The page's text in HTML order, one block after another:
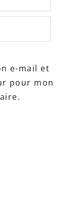
e-mail et
pour mon